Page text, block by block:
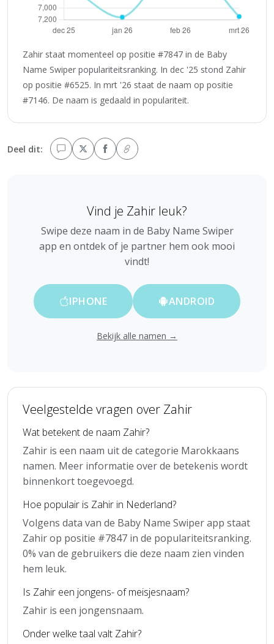
Zahir staat momenteel op positie #7847 in de Baby
Name Swiper populariteitsranking. In dec '25 stond Zahir
op positie #6525. In mrt '26 staat de naam op positie
#7146. De naam is gedaald in populariteit.
Deel dit:
Vind je Zahir leuk?
Swipe deze naam in de Baby Name Swiper
app en ontdek of je partner hem ook mooi
vindt!
IPHONE ANDROID
Bekijk alle namen →
Veelgestelde vragen over Zahir
Wat betekent de naam Zahir?
Zahir is een naam uit de categorie Marokkaans
namen. Meer informatie over de betekenis wordt
binnenkort toegevoegd.
Hoe populair is Zahir in Nederland?
Volgens data van de Baby Name Swiper app staat
Zahir op positie #7847 in de populariteitsranking.
0% van de gebruikers die deze naam zien vinden
hem leuk.
Is Zahir een jongens- of meisjesnaam?
Zahir is een jongensnaam.
Onder welke taal valt Zahir?